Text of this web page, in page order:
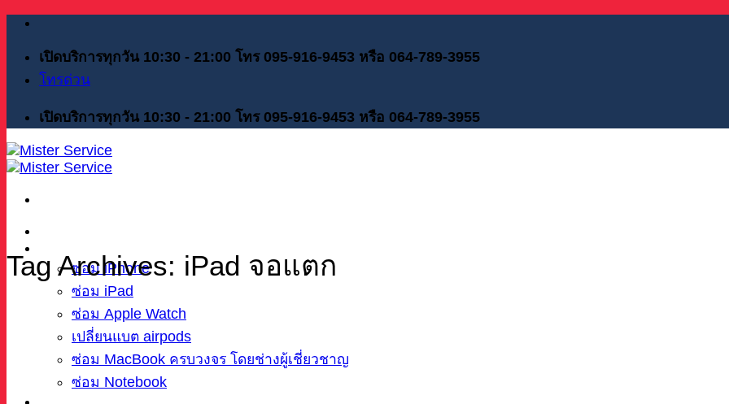
Skip
contentเปิดบริการทุกวัน 10:30 - 21:00 โทร 095-916-9453 หรือ 064-789-3955
โทรด่วน
เปิดบริการทุกวัน 10:30 - 21:00 โทร 095-916-9453 หรือ 064-789-3955
ซ่อม iPhone
ซ่อม iPad
ซ่อม Apple Watch
เปลี่ยนแบต airpods
ซ่อม MacBook ครบวงจร โดยช่างผู้เชี่ยวชาญ
ซ่อม Notebook
Tag Archives: iPad จอแตก